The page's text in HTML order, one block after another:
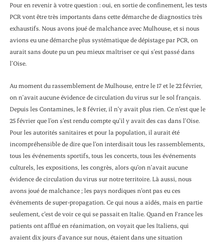
Pour en revenir à votre question : oui, en sortie de confinement, les tests
PCR vont être très importants dans cette démarche de diagnostics très
exhaustifs. Nous avons joué de malchance avec Mulhouse, et si nous
avions eu une démarche plus systématique de dépistage par PCR, on
aurait sans doute pu un peu mieux maîtriser ce qui s’est passé dans
l’Oise.
Au moment du rassemblement de Mulhouse, entre le 17 et le 22 février,
on n’avait aucune évidence de circulation du virus sur le sol français.
Depuis les Contamines, le 8 février, il n’y avait plus rien. Ce n’est que le
25 février que l’on s’est rendu compte qu’il y avait des cas dans l’Oise.
Pour les autorités sanitaires et pour la population, il aurait été
incompréhensible de dire que l’on interdisait tous les rassemblements,
tous les événements sportifs, tous les concerts, tous les événements
culturels, les expositions, les congrès, alors qu’on n’avait aucune
évidence de circulation du virus sur notre territoire. Là aussi, nous
avons joué de malchance ; les pays nordiques n’ont pas eu ces
événements de super-propagation. Ce qui nous a aidés, mais en partie
seulement, c’est de voir ce qui se passait en Italie. Quand en France les
patients ont afflué en réanimation, on voyait que les Italiens, qui
avaient dix jours d’avance sur nous, étaient dans une situation